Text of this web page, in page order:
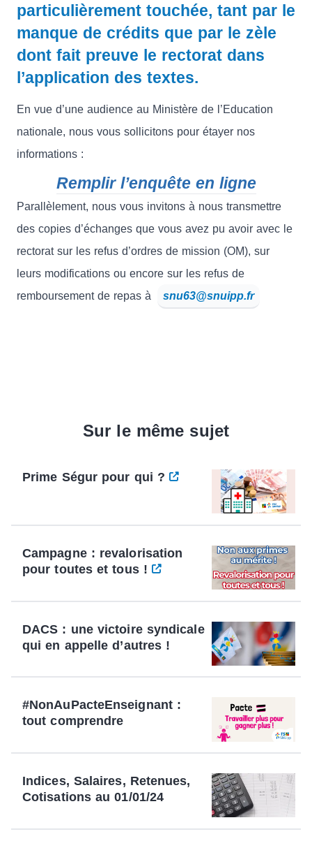
particulièrement touchée, tant par le
manque de crédits que par le zèle
dont fait preuve le rectorat dans
l’application des textes.
En vue d’une audience au Ministère de l’Education
nationale, nous vous sollicitons pour étayer nos
informations :
Remplir l’enquête en ligne
Parallèlement, nous vous invitons à nous transmettre
des copies d’échanges que vous avez pu avoir avec le
rectorat sur les refus d’ordres de mission (OM), sur
leurs modifications ou encore sur les refus de
remboursement de repas à
snu63@snuipp.fr
Sur le même sujet
Prime Ségur pour qui ?
Campagne : revalorisation
pour toutes et tous !
DACS : une victoire syndicale
qui en appelle d’autres !
#NonAuPacteEnseignant :
tout comprendre
Indices, Salaires, Retenues,
Cotisations au 01/01/24